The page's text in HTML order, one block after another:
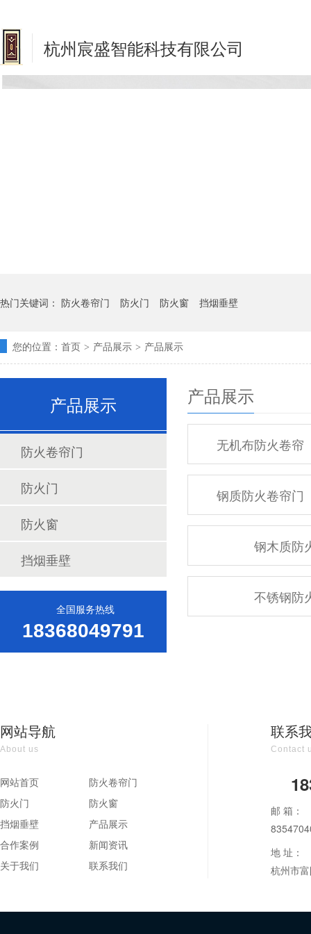
杭州宸盛智能科技有限公司
热门关键词： 防火卷帘门 防火门 防火窗 挡烟垂壁
您的位置： 首页 > 产品展示 > 产品展示
产品展示
无机布防火卷帘
钢质防火卷帘门
钢木质防
不锈钢防
产品展示
防火卷帘门
防火门
防火窗
挡烟垂壁
全国服务热线
18368049791
网站导航
About us
网站首页
防火卷帘门
防火门
防火窗
挡烟垂壁
产品展示
合作案例
新闻资讯
关于我们
联系我们
联系
Contact
邮 箱：
地 址：
杭州市